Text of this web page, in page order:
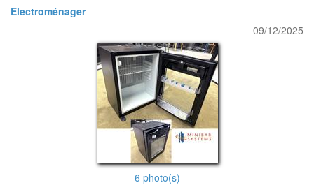
Electroménager
09/12/2025
6 photo(s)